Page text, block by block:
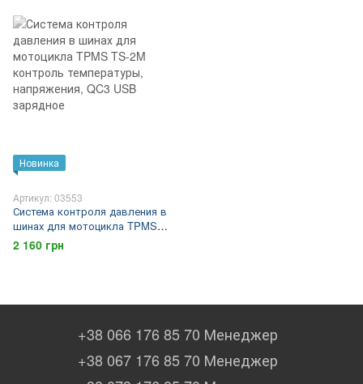
Новинка
Артикул: 03553
Система контроля давления в
шинах для мотоцикла TPMS
TS-2M контроль
температуры, напряжения,
2 160 грн
+38 066 176 85 70 Менеджер
+38 067 176 85 70 Менеджер